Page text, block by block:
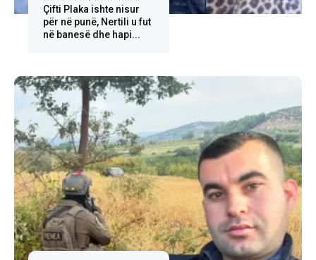
Çifti Plaka ishte nisur
për në punë, Nertili u fut
në banesë dhe hapi...